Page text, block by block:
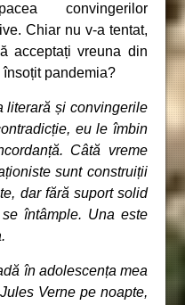
convingerilor
Chiar nu v-a tentat,
acceptați vreuna din
pandemia?
literară și convingerile
eu le îmbin
Câtă vreme
sunt construiții
dar fără suport solid
întâmple. Una este
adolescența mea
Verne pe noapte,